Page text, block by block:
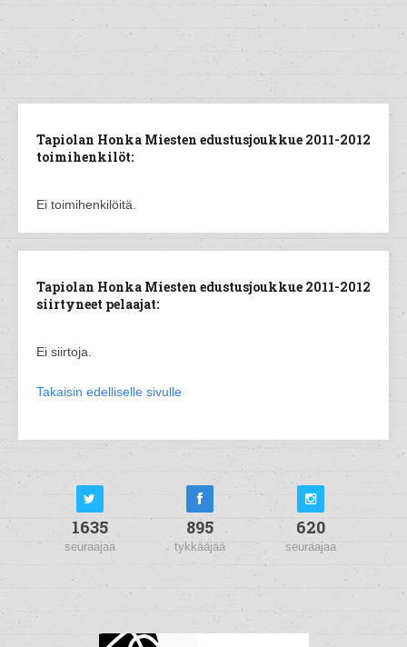
Tapiolan Honka Miesten edustusjoukkue 2011-2012
toimihenkilöt:
Ei toimihenkilöitä.
Tapiolan Honka Miesten edustusjoukkue 2011-2012
siirtyneet pelaajat:
Ei siirtoja.
Takaisin edelliselle sivulle
1635
seuraajaa
895
tykkääjää
620
seuraajaa